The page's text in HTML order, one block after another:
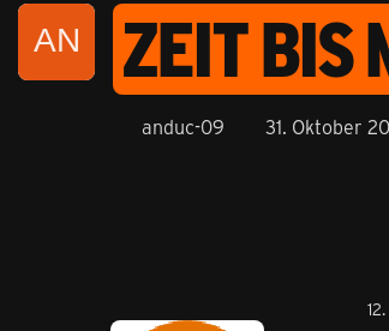
ZEIT BIS
anduc-09 31. Oktober